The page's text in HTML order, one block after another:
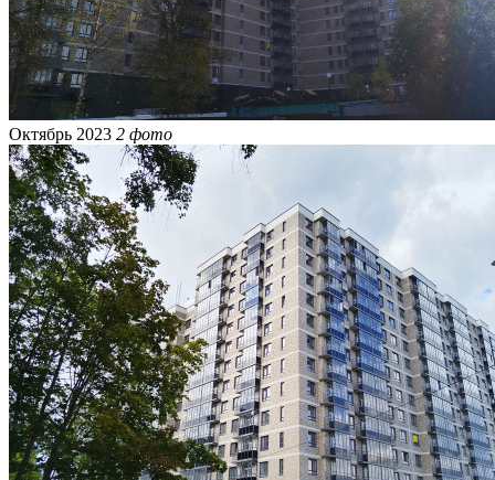
Октябрь 2023 2 фото